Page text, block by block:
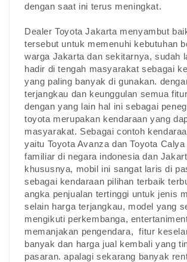
dengan saat ini terus meningkat.
Dealer Toyota Jakarta menyambut
tersebut untuk memenuhi kebutuhan
warga Jakarta dan sekitarnya, sudah
hadir di tengah masyarakat sebagai
yang paling banyak di gunakan.
terjangkau dan keunggulan semua
dengan yang lain hal ini sebagai
toyota merupakan kendaraan yang
masyarakat. Sebagai contoh
yaitu Toyota Avanza dan Toyota
familiar di negara indonesia dan
khususnya, mobil ini sangat laris di
sebagai kendaraan pilihan terbaik
angka penjualan tertinggi untuk jenis
selain harga terjangkau, model yang
mengikuti perkembanga,
memanjakan pengendara, fitur
banyak dan harga jual kembali yang
pasaran. apalagi sekarang banyak